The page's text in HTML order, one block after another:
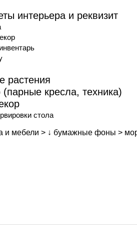
интерьера и реквизит
растения
кресла, техника)
стола
и мебели > ↓ бумажные фоны >